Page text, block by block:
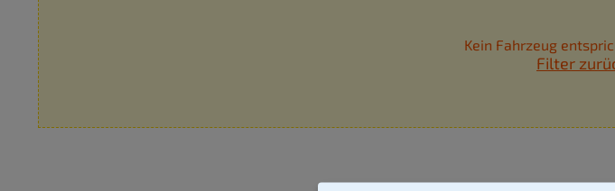
Kein Fahrzeug
Filter